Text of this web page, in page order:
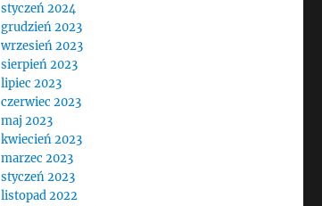
styczeń 2024
grudzień 2023
wrzesień 2023
sierpień 2023
lipiec 2023
czerwiec 2023
maj 2023
kwiecień 2023
marzec 2023
styczeń 2023
listopad 2022